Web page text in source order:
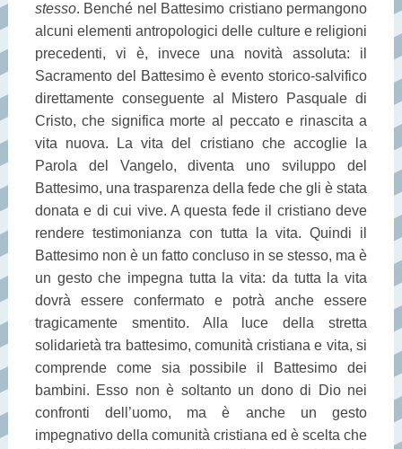
stesso. Benché nel Battesimo cristiano permangono
alcuni elementi antropologici delle culture e religioni
precedenti, vi è, invece una novità assoluta: il
Sacramento del Battesimo è evento storico-salvifico
direttamente conseguente al Mistero Pasquale di
Cristo, che significa morte al peccato e rinascita a
vita nuova. La vita del cristiano che accoglie la
Parola del Vangelo, diventa uno sviluppo del
Battesimo, una trasparenza della fede che gli è stata
donata e di cui vive. A questa fede il cristiano deve
rendere testimonianza con tutta la vita. Quindi il
Battesimo non è un fatto concluso in se stesso, ma è
un gesto che impegna tutta la vita: da tutta la vita
dovrà essere confermato e potrà anche essere
tragicamente smentito. Alla luce della stretta
solidarietà tra battesimo, comunità cristiana e vita, si
comprende come sia possibile il Battesimo dei
bambini. Esso non è soltanto un dono di Dio nei
confronti dell’uomo, ma è anche un gesto
impegnativo della comunità cristiana ed è scelta che